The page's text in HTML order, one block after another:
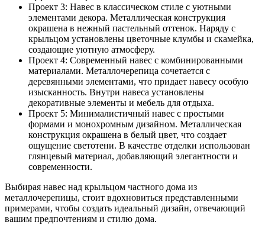
Проект 3: Навес в классическом стиле с уютными
элементами декора. Металлическая конструкция
окрашена в нежный пастельный оттенок. Наряду с
крыльцом установлены цветочные клумбы и скамейка,
создающие уютную атмосферу.
Проект 4: Современный навес с комбинированными
материалами. Металлочерепица сочетается с
деревянными элементами, что придает навесу особую
изысканность. Внутри навеса установлены
декоративные элементы и мебель для отдыха.
Проект 5: Минималистичный навес с простыми
формами и монохромным дизайном. Металлическая
конструкция окрашена в белый цвет, что создает
ощущение светотени. В качестве отделки использован
глянцевый материал, добавляющий элегантности и
современности.
Выбирая навес над крыльцом частного дома из
металлочерепицы, стоит вдохновиться представленными
примерами, чтобы создать идеальный дизайн, отвечающий
вашим предпочтениям и стилю дома.